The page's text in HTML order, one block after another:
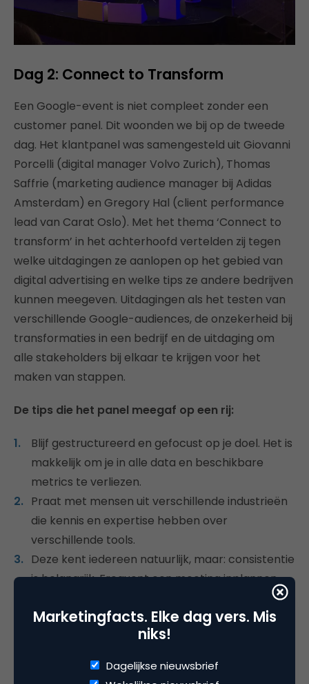
Dag 2: Connect to Transform
Een Google-event is niet compleet zonder een
customer panel. Dit woonden we bij op de tweede
dag. Het klantpanel was samengesteld uit Giovanni
Porcelli (digital manager Volvo Zurich), Thomas
Saffrie (marketing audience manager bij Adidas
Amsterdam) en Gregory Hal (client performance
lead van Carat Oslo). Met het thema ‘Connect to
transform’ in het achterhoofd vertelden zij tegen
welke uitdagingen ze aanlopen op het gebied van
digital advertising en welke tips ze andere bedrijven
kunnen meegeven. Uitdagingen als het testen van
verschillende Google-audiences, de onzekerheid bij
transformaties in een bedrijf en de uitdaging om
alle stakeholders bij elkaar te krijgen voor het
maken van stappen.
De tips die het panel meegaf op een rij:
Blijf gestructureerd en gefocust op je doel. Het is
makkelijk om je in alle data en beschikbare
metrics te verliezen.
Praat met mensen uit verschillende industrieën
die kennis en expertise hebben over
verschillende tools.
Deze kent iedereen natuurlijk, maar: consistentie
is belangrijk. Frequent een meeting inplannen
met je team helpt bij het realiseren van doelen.
Een goed overzicht maken van alle deadlines en
(tussen)stappen is noodzakelijk.
Probeer gebruik te maken van cross device-
Marketingfacts. Elke dag vers. Mis
niks!
Dagelijkse nieuwsbrief